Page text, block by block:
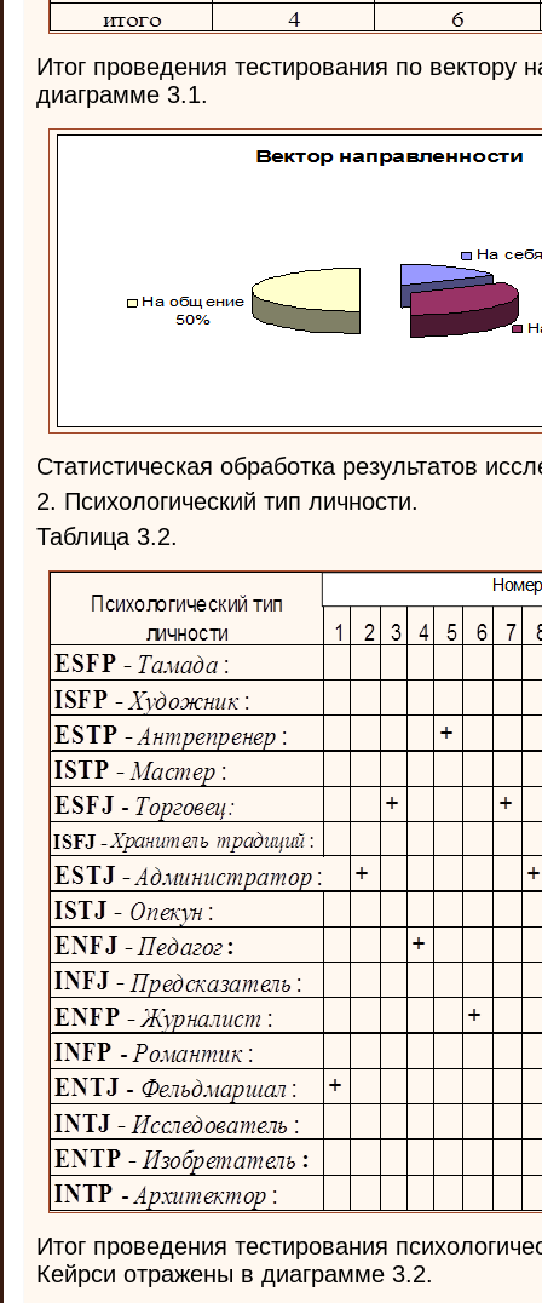
Итог проведения тестирования по вектору
диаграмме 3.1.
Статистическая обработка результатов
2. Психологический тип личности.
Таблица 3.2.
Итог проведения тестирования
Кейрси отражены в диаграмме 3.2.